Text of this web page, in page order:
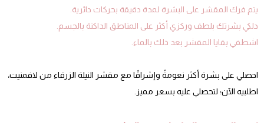
يتم فرك المقشر على البشرة لمدة دقيقة بحركات دائرية.
دلكي بشرتك بلطف وركزي أكثر على المناطق الداكنة بالجسم.
اشطفي بقايا المقشر بعد ذلك بالماء.
احصلي على بشرة أكثر نعومةً وإشراقًا مع مقشر النيلة الزرقاء من لافمنيت،
اطلبيه الآن؛ لتحصلي عليه بسعر مميز.